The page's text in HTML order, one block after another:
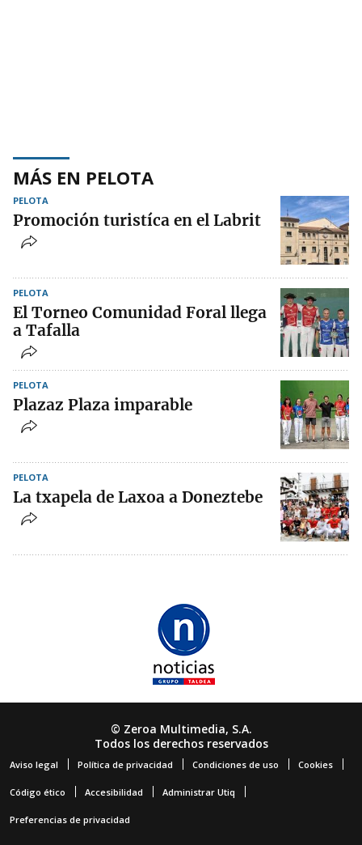
MÁS EN PELOTA
PELOTA
Promoción turistíca en el Labrit
PELOTA
El Torneo Comunidad Foral llega
a Tafalla
PELOTA
Plazaz Plaza imparable
PELOTA
La txapela de Laxoa a Doneztebe
© Zeroa Multimedia, S.A.
Todos los derechos reservados
Aviso legal Política de privacidad Condiciones de uso Cookies
Código ético Accesibilidad Administrar Utiq
Preferencias de privacidad